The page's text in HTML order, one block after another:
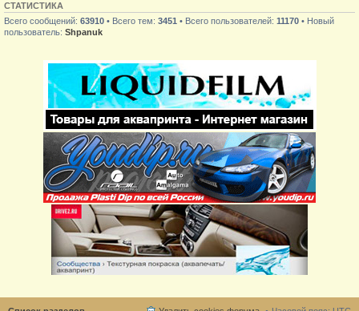
СТАТИСТИКА
Всего сообщений: 63910 • Всего тем: 3451 • Всего пользователей: 11170 • Новый
пользователь: Shpanuk